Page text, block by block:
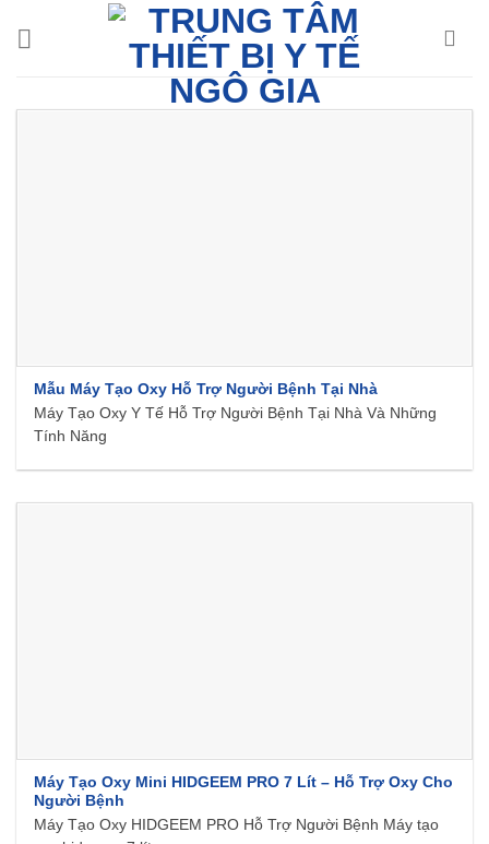
Mẫu Máy Tạo Oxy Hỗ Trợ Người Bệnh Tại Nhà
Máy Tạo Oxy Y Tế Hỗ Trợ Người Bệnh Tại Nhà Và Những
Tính Năng
Máy Tạo Oxy Mini HIDGEEM PRO 7 Lít – Hỗ Trợ Oxy Cho
Người Bệnh
Máy Tạo Oxy HIDGEEM PRO Hỗ Trợ Người Bệnh Máy tạo